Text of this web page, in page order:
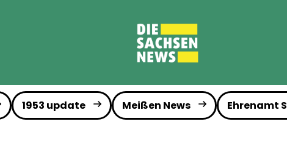
1953 update Meißen News Ehrenamt